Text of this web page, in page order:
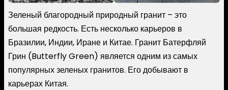
Зеленый благородный природный гранит – это
большая редкость. Есть несколько карьеров в
Бразилии, Индии, Иране и Китае. Гранит Батерфляй
Грин (Butterfly Green) является одним из самых
популярных зеленых гранитов. Его добывают в
карьерах Китая.